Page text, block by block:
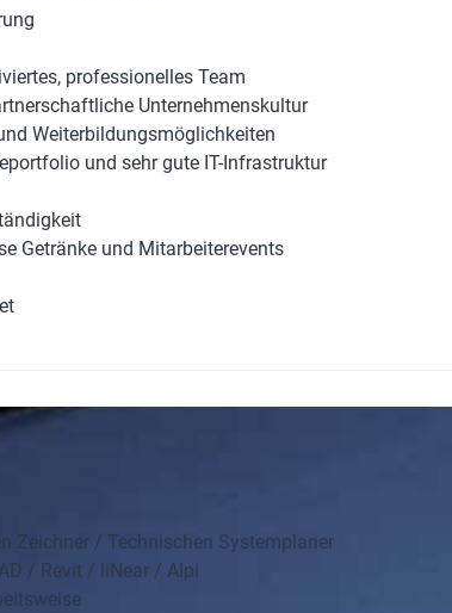
professionelles Team
Unternehmenskultur
Weiterbildungsmöglichkeiten
und sehr gute IT-Infrastruktur
Getränke und Mitarbeiterevents
Zeichner / Technischen Systemplaner
/ Revit / liNear / Alpi